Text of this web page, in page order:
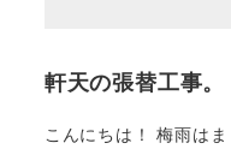
軒天の張替工事。
こんにちは！ 梅雨はま